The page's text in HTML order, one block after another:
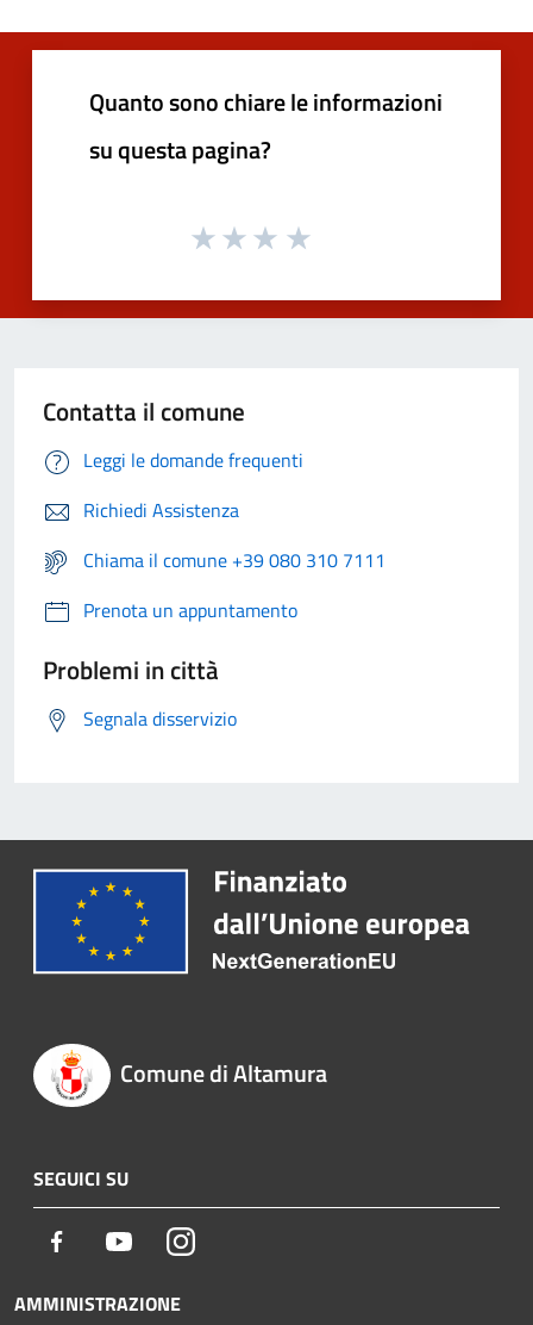
Quanto sono chiare le informazioni
su questa pagina?
Contatta il comune
Leggi le domande frequenti
Richiedi Assistenza
Chiama il comune +39 080 310 7111
Prenota un appuntamento
Problemi in città
Segnala disservizio
Comune di Altamura
SEGUICI SU
Facebook YoutubeInstagram
AMMINISTRAZIONE